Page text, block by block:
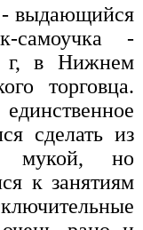
выдающийся
самоучка -
г, в Нижнем
торговца.
сделать из
мукой, но
к занятиям